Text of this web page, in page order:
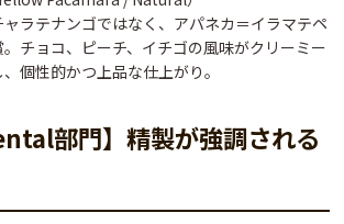
ラテナンゴではなく、 アパネカ＝イラマテペ
チョコ、ピーチ、イチゴの風味がクリーミー
個性的かつ上品な仕上がり。
部門】精製が強調される